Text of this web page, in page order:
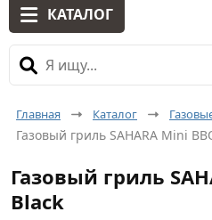
КАТАЛОГ
Главная Каталог
Газовый гриль SAHARA Mini
Газовый гриль
Black